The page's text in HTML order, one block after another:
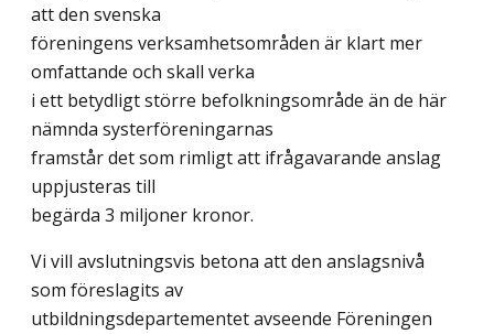
att den svenska
föreningens verksamhetsområden är klart mer
omfattande och skall verka
i ett betydligt större befolkningsområde än de här
nämnda systerföreningarnas
framstår det som rimligt att ifrågavarande anslag
uppjusteras till
begärda 3 miljoner kronor.
Vi vill avslutningsvis betona att den anslagsnivå
som föreslagits av
utbildningsdepartementet avseende Föreningen